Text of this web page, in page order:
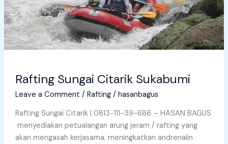
Rafting Sungai Citarik Sukabumi
Leave a Comment / Rafting/ hasanbagus
Rafting Sungai Citarik | 0813-111-39-686 – HASAN BAGUS
menyediakan petualangan arung jeram / rafting yang
akan mengasah kerjasama, meningkatkan andrenalin